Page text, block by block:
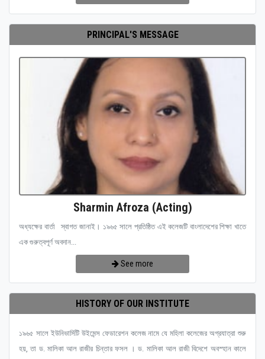
PRINCIPAL'S MESSAGE
Sharmin Afroza (Acting)
অধ্যক্ষের বার্তা স্বাগত জানাই। ১৯৬৫ সালে প্রতিষ্ঠিত এই কলেজটি বাংলাদেশের শিক্ষা খাতে
এক গুরুত্বপূর্ণ অবদান...
See more
HISTORY OF OUR INSTITUTE
১৯৬৫ সালে ইউনিভার্সিটি উইমেন্স ফেডারেশন কলেজ নামে যে মহিলা কলেজের অগ্রযাত্রা শুরু
হয়, তা ড. মালিকা আল রাজীর চিন্তার ফসল । ড. মালিকা আল রাজী বিদেশে অবস্হান কালে